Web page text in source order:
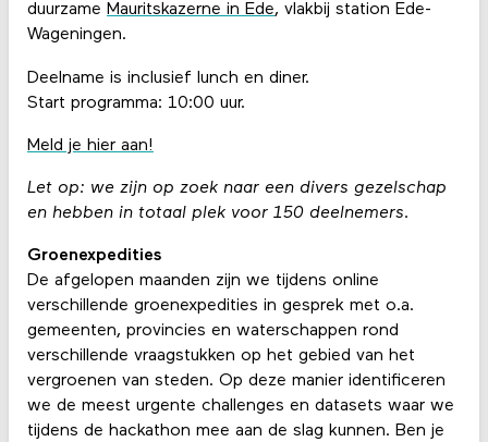
duurzame Mauritskazerne in Ede, vlakbij station Ede-
Wageningen.
Deelname is inclusief lunch en diner.
Start programma: 10:00 uur.
Meld je hier aan!
Let op: we zijn op zoek naar een divers gezelschap
en hebben in totaal plek voor 150 deelnemers.
Groenexpedities
De afgelopen maanden zijn we tijdens online
verschillende groenexpedities in gesprek met o.a.
gemeenten, provincies en waterschappen rond
verschillende vraagstukken op het gebied van het
vergroenen van steden. Op deze manier identificeren
we de meest urgente challenges en datasets waar we
tijdens de hackathon mee aan de slag kunnen. Ben je